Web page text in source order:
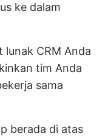
ke dalam
lunak CRM Anda
tim Anda
sama
berada di atas